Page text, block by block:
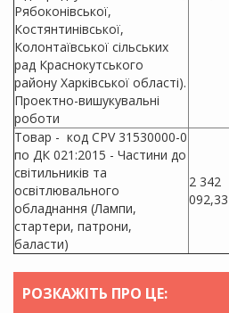
Рябоконівської,
Костянтинівської,
Колонтаївської сільських
рад Краснокутського
району Харківської області).
Проектно-вишукувальні
роботи
Товар - код CPV 31530000-0
по ДК 021:2015 - Частини до
світильників та
освітлювального
обладнання (Лампи,
стартери, патрони,
баласти)
2 342
092,33
РОЗКАЖІТЬ ПРО ЦЕ: